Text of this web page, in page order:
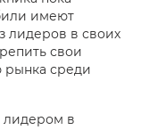
имеют
лидеров в своих
свои
рынка среди
лидером в